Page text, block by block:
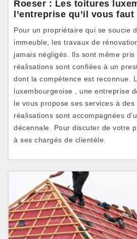
Roeser : Les toitures
l’entreprise qu’il vous faut
Pour un propriétaire qui se soucie
immeuble, les travaux de
jamais négligés. Ils sont même
réalisations sont confiées à un
dont la compétence est reconnue.
luxembourgeoise , une entreprise
le vous propose ses services à des
réalisations sont accompagnées
décennale. Pour discuter de votre
à ses chargés de clientèle.